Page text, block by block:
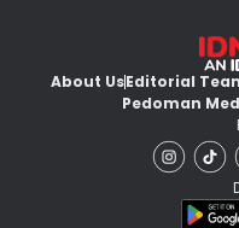
About UsEditorial
Pedoman